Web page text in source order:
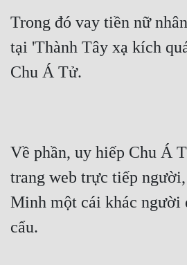
Trong đó vay tiền nữ
tại 'Thành Tây xạ kích
Chu Á Tử.
Về phần, uy hiếp Chu Á
trang web trực tiếp
Minh một cái khác
cẩu.